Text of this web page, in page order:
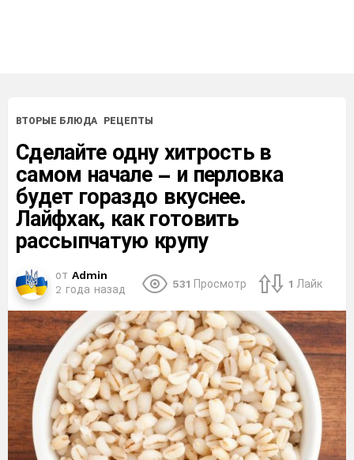
ВТОРЫЕ БЛЮДА РЕЦЕПТЫ
Сделайте одну хитрость в
самом начале – и перловка
будет гораздо вкуснее.
Лайфхак, как готовить
рассыпчатую крупу
от Admin
2 года назад
531 Просмотр 1 Лайк